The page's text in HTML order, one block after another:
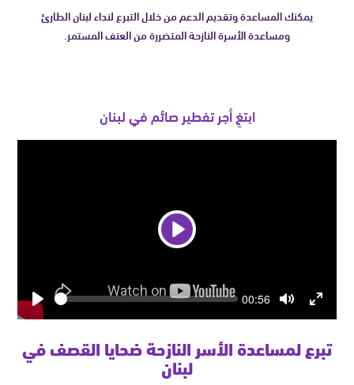
يمكنك المساعدة وتقديم الدعم من خلال التبرع لنداء لبنان الطارئ
ومساعدة الأسرة النازحة المتضررة من العنف المستمر.
ابتغِ أجر تفطير صائم في لبنان
Play
Play
Seek Current
00:56
Mute
أعِد تشغيل الفيديو
تبرع لمساعدة الأسر النازحة ضحايا القصف في
لبنان